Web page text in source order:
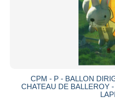
CPM - P - BALLON
CHATEAU DE BALLEROY